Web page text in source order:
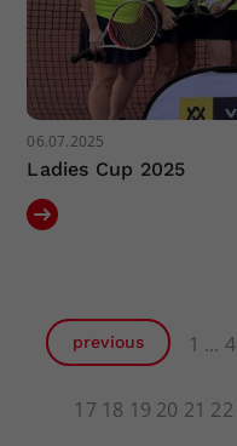
06.07.2025
Ladies Cup 2025
previous 1 4
17 18 19 20 21 22